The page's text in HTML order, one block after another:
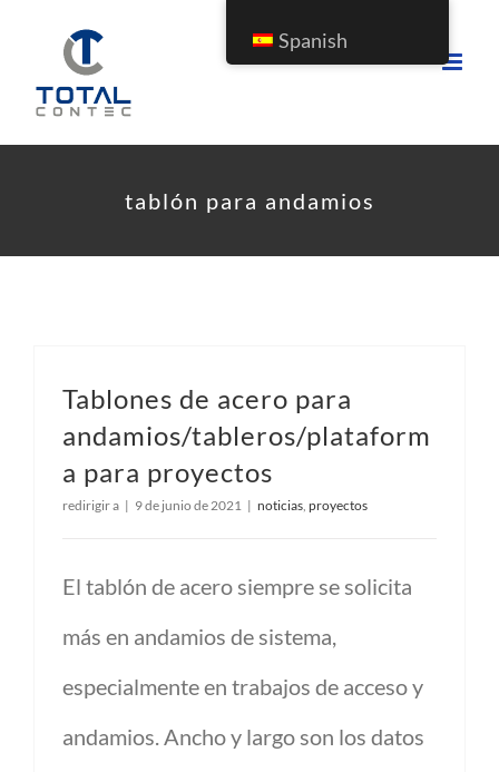
contenido
tablón para andamios
Tablones de acero para
andamios/tableros/plataform
a para proyectos
redirigir a | 9 de junio de 2021 | noticias, proyectos
El tablón de acero siempre se solicita
más en andamios de sistema,
especialmente en trabajos de acceso y
andamios. Ancho y largo son los datos
Spanish